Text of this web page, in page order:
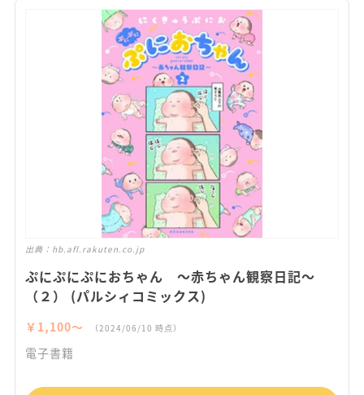
出典： hb.afl.rakuten.co.jp
ぷにぷにぷにおちゃん ～赤ちゃん観察日記～
（２） (パルシィコミックス)
￥1,100〜 （2024/06/10 時点）
電子書籍